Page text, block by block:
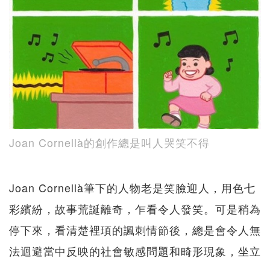
Joan Cornellà的創作總是叫人哭笑不得
Joan Cornellà筆下的人物老是笑臉迎人，用色七
彩繽紛，故事荒誕離奇，乍看令人發笑。可是稍為
停下來，看清楚裡頊的諷刺情節後，總是會令人無
法迴避當中反映的社會敏感問題和畸形現象，坐立